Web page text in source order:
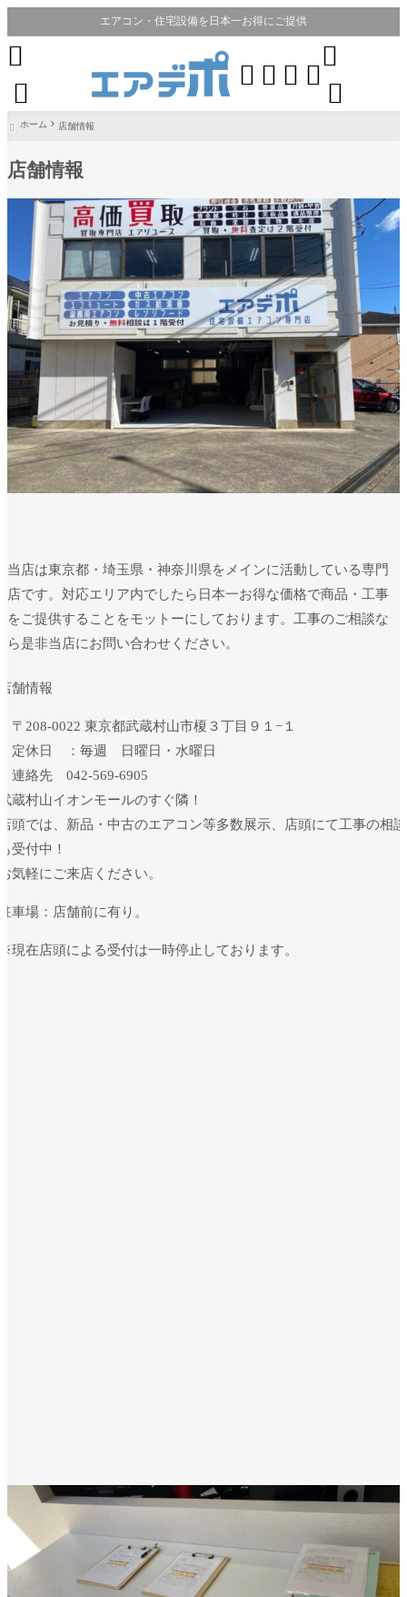
エアコン・住宅設備を日本一お得にご提供
   




 ホーム 店舗情報
店舗情報
当店は東京都・埼玉県・神奈川県をメインに活動している専門
店です。対応エリア内でしたら日本一お得な価格で商品・工事
をご提供することをモットーにしております。工事のご相談な
ら是非当店にお問い合わせください。
舗情報
〒208-0022 東京都武蔵村山市榎３丁目９１−１
定休日 ：毎週 日曜日・水曜日
連絡先 042-569-6905
蔵村山イオンモールのすぐ隣！
頭では、新品・中古のエアコン等多数展示、店頭にて工事の相談
受付中！
気軽にご来店ください。
車場：店舗前に有り。
現在店頭による受付は一時停止しております。